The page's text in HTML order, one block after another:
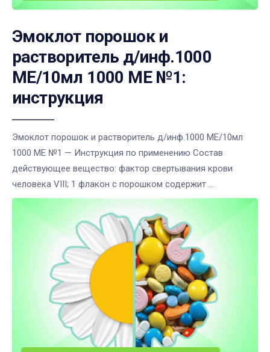
Эмоклот порошок и
растворитель д/инф.1000
МЕ/10мл 1000 МЕ №1:
инструкция
Эмоклот порошок и растворитель д/инф.1000 МЕ/10мл
1000 МЕ №1 — Инструкция по применению Состав
действующее вещество: фактор свертывания крови
человека VIII; 1 флакон с порошком содержит ...